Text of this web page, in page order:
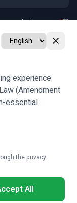
*אני מסכים/ה ל
אני מאשר/ת קבלת
שים לב:אימות גיל
עקבו אחרינו
קבלו ייעוץ
experience.
(Amendment
essential
the privacy
All